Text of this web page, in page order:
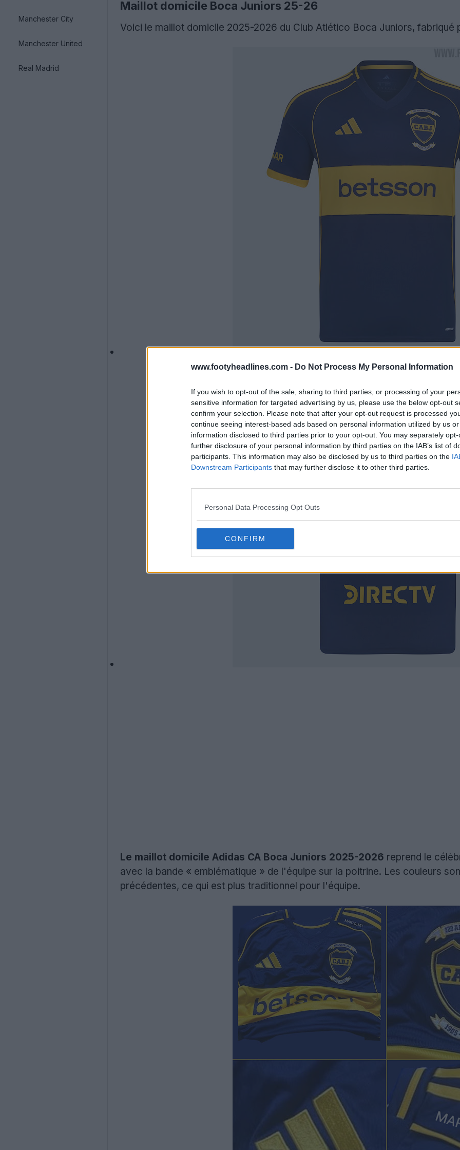
www.footyheadlines.com - Do Not Process My Personal Information
If you wish to opt-out of the sale, sharing to third parties, or processing of your
sensitive information for targeted advertising by us, please use the below opt-out
confirm your selection. Please note that after your opt-out request is processed
continue seeing interest-based ads based on personal information utilized by us
information disclosed to third parties prior to your opt-out. You may separately
further disclosure of your personal information by third parties on the IAB’s list of
participants. This information may also be disclosed by us to third parties on the
Downstream Participants that may further disclose it to other third parties.
Personal Data Processing Opt Outs
CONFIRM
Manchester City
Manchester United
Real Madrid
Maillot domicile Boca Juniors 25-26
Voici le maillot domicile 2025-2026 du Club Atlético Boca Juniors, fabriqué
Le maillot domicile Adidas CA Boca Juniors 2025-2026 reprend le
avec la bande « emblématique » de l'équipe sur la poitrine. Les couleurs
précédentes, ce qui est plus traditionnel pour l'équipe.